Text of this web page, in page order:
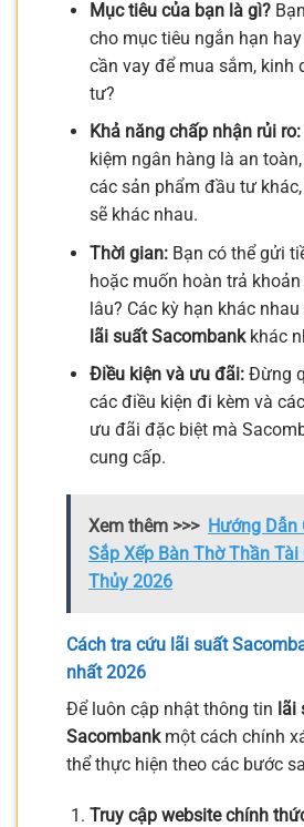
Mục tiêu của bạn là gì?
cho mục tiêu ngắn hạn
cần vay để mua sắm, kinh
tư?
Khả năng chấp nhận rủi ro:
kiệm ngân hàng là an
các sản phẩm đầu tư
sẽ khác nhau.
Thời gian:Bạn có thể gửi
hoặc muốn hoàn trả
lâu? Các kỳ hạn khác
lãi suất Sacombankkhác
Điều kiện và ưu đãi:Đừng
các điều kiện đi kèm và
ưu đãi đặc biệt mà
cung cấp.
Xem thêm >>> Hướng Dẫn
Sắp Xếp Bàn Thờ Thần
Thủy 2026
Cách tra cứu lãi suất
nhất 2026
Để luôn cập nhật thông tin lãi
Sacombankmột cách chính
thể thực hiện theo các bước
Truy cập website chính